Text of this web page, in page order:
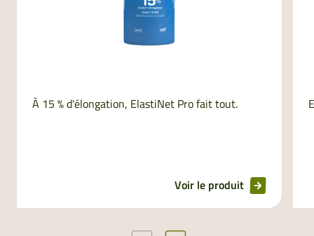
À 15 % d'élongation, ElastiNet Pro fait tout.
Voir le produit